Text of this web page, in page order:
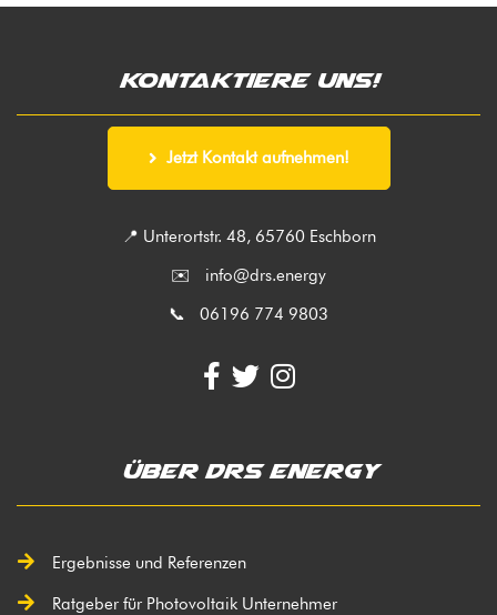
Kontaktiere uns!
Jetzt Kontakt aufnehmen!
📍 Unterortstr. 48, 65760 Eschborn
✉️ info@drs.energy
📞 06196 774 9803
Über DRS Energy
Ergebnisse und Referenzen
Ratgeber für Photovoltaik Unternehmer